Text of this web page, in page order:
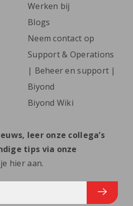
Werken bij
Blogs
Neem contact op
Support & Operations
| Beheer en support |
Biyond
Biyond Wiki
leer onze collega’s
tips via onze
hier aan.